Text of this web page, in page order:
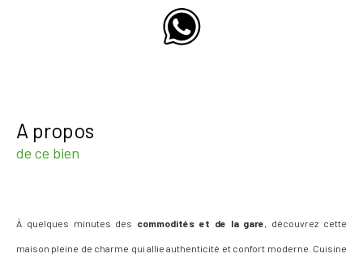
a propos
de ce bien
À quelques minutes des commodités et de la gare , découvrez cette
maison pleine de charme qui allie authenticité et confort moderne. Cuisine